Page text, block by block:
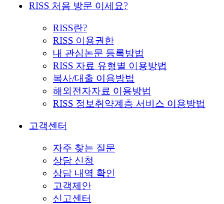
RISS 처음 방문 이세요?
RISS란?
RISS 이용권한
내 관심논문 등록방법
RISS 자료 유형별 이용방법
복사/대출 이용방법
해외전자자료 이용방법
RISS 정보취약계층 서비스 이용방법
고객센터
자주 찾는 질문
상담 신청
상담 내역 확인
고객제안
신고센터